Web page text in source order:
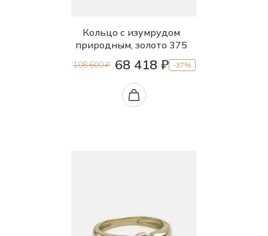
Кольцо с изумрудом
природным, золото 375
108 600 ₽ 68 418 ₽ -37%